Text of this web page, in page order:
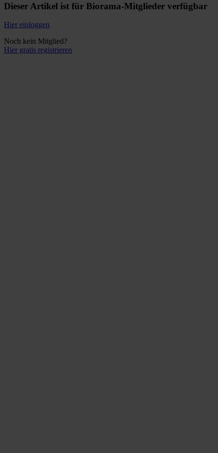
Dieser Artikel ist für Biorama-Mitglieder verfügbar
Hier einloggen
Noch kein Mitglied?
Hier gratis registrieren